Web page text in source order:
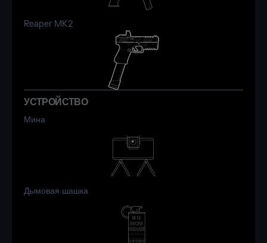
Reaper MK2
УСТРОЙСТВО
Мина
Дымовая шашка